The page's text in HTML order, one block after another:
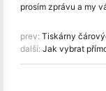
prosím zprávu a my
prev: Tiskárny
další: Jak vybrat